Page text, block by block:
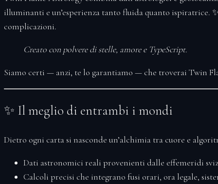
illuminanti e un’esperienza tanto fluida quanto ispiratrice.
complicazioni.
Creato con polvere di stelle, amore e TypeScript.
Siamo certi — anzi, te lo garantiamo — che troverai Twin
✨ Il meglio di entrambi i mondi
Dietro ogni carta si nasconde un’alchimia tra cuore e
Dati astronomici reali provenienti dalle effemeridi
Calcoli precisi che integrano fusi orari, ora legale,